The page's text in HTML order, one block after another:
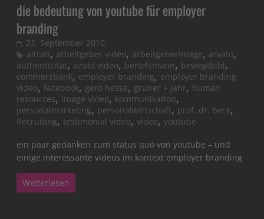
die bedeutung von youtube für employer
branding
22. September 2010
altran, arbeitgeber video, arbeitgeberimage, arvato,
authentizität, azubi video, bertelsmann, bewegtbild,
commerzbank, employer branding, employer branding
video, facebook,gero hesse,gruner + jahr, human
resources, image video, kommunikation,
personalmarketing, personalwirtschaft, prof. dr. beck,
Recruiting,testimonial video,video,youtube
ein paar gedanken zum status quo von youtube – und
einige interessante videos im kontext employer branding
Weiterlesen